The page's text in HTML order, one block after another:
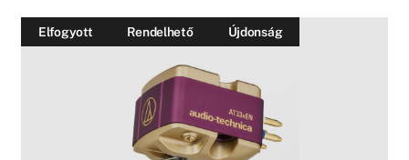
Elfogyott Rendelhető Újdonság